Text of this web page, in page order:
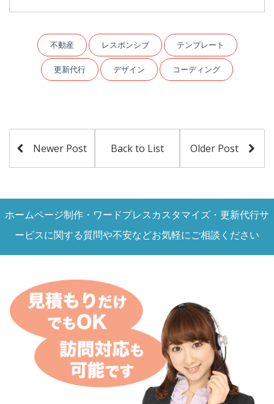
不動産 レスポンシブ テンプレート
更新代行 デザイン コーディング
Newer Post Back to List Older Post
ホームページ制作・ワードプレスカスタマイズ・更新代行サ
ービスに関する質問や不安などお気軽にご相談ください